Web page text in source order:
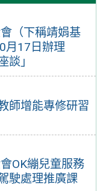
（下稱靖娟基
月17日辦理
談」
師增能專修研習
OK繃兒童服務
駛處理推廣課